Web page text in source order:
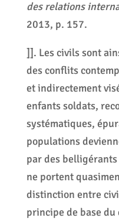
des relations
2013, p. 157.
]]. Les civils sont
des conflits
et indirectement
enfants soldats,
systématiques,
populations
par des belligérants
ne portent
distinction entre
principe de base